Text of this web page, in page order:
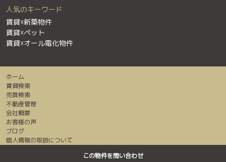
この物件を問い合わせ
人気のキーワード
賃貸☓新築物件
賃貸☓ペット
賃貸☓オール電化物件
ホーム
賃貸検索
売買検索
不動産管理
会社概要
お客様の声
ブログ
個人情報の取扱について
センチュリー２１加盟店は全て独立・自営です。